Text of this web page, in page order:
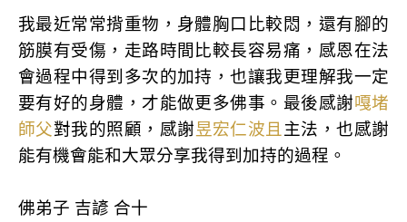
我最近常常揹重物，身體胸口比較悶，還有腳的
筋膜有受傷，走路時間比較長容易痛，感恩在法
會過程中得到多次的加持，也讓我更理解我一定
要有好的身體，才能做更多佛事。最後感謝嘎堵
師父對我的照顧，感謝昱宏仁波且 主法，也感謝
能有機會能和大眾分享我得到加持的過程。
佛弟子 吉諺 合十